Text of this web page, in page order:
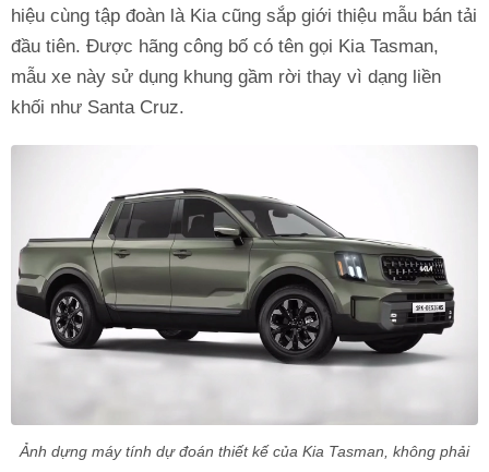
hiệu cùng tập đoàn là Kia cũng sắp giới thiệu mẫu bán tải
đầu tiên. Được hãng công bố có tên gọi Kia Tasman,
mẫu xe này sử dụng khung gầm rời thay vì dạng liền
khối như Santa Cruz.
Ảnh dựng máy tính dự đoán thiết kế của Kia Tasman, không phải